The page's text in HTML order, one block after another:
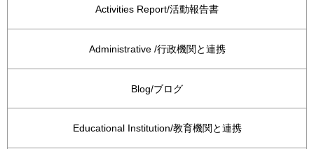
Activities Report/活動報告書
Administrative /行政機関と連携
Blog/ブログ
Educational Institution/教育機関と連携